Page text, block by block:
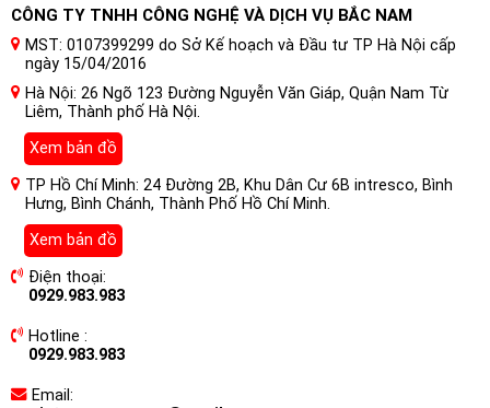
CÔNG TY TNHH CÔNG NGHỆ VÀ DỊCH VỤ BẮC NAM
MST: 0107399299 do Sở Kế hoạch và Đầu tư TP Hà Nội cấp
ngày 15/04/2016
Hà Nội: 26 Ngõ 123 Đường Nguyễn Văn Giáp, Quận Nam Từ
Liêm, Thành phố Hà Nội.
Xem bản đồ
TP Hồ Chí Minh: 24 Đường 2B, Khu Dân Cư 6B intresco, Bình
Hưng, Bình Chánh, Thành Phố Hồ Chí Minh.
Xem bản đồ
Điện thoại:
0929.983.983
Hotline :
0929.983.983
Email: